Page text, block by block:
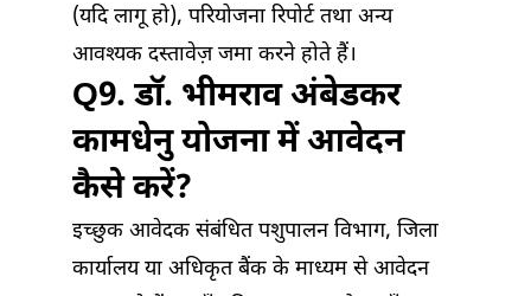
(यदि लागू हो), परियोजना रिपोर्ट तथा अन्य
आवश्यक दस्तावेज़ जमा करने होते हैं।
Q9. डॉ. भीमराव अंबेडकर
कामधेनु योजना में आवेदन
कैसे करें?
इच्छुक आवेदक संबंधित पशुपालन विभाग, जिला
कार्यालय या अधिकृत बैंक के माध्यम से आवेदन